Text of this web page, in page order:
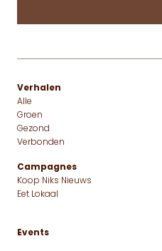
Verhalen
Alle
Groen
Gezond
Verbonden
Campagnes
Koop Niks Nieuws
Eet Lokaal
Events